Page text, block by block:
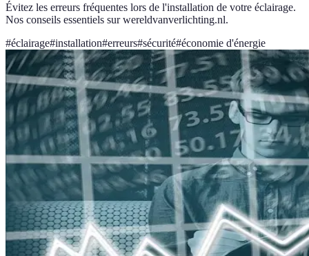
Évitez les erreurs fréquentes lors de l'installation de votre éclairage.
Nos conseils essentiels sur wereldvanverlichting.nl.
#éclairage#installation#erreurs#sécurité#économie d'énergie